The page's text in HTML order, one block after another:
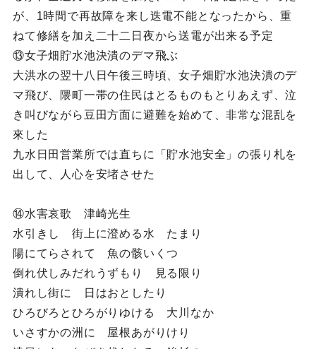
が、1時間で再故障を来し迭電不能となったから、重
ねて修繕を加え二十二日夜から送電が出来る予定
⑬女子畑貯水池決潰のデマ飛ぶ
大洪水の翌十八日午後三時頃、女子畑貯水池決潰のデ
マ飛び、隈町一帯の住民はとるものもとりあえず、泣
き叫びながら豆田方面に避難を始めて、非常な混乱を
來した
九水日田営業所では直ちに「貯水池安全」の張り札を
出して、人心を安堵させた
⑭水害哀歌 津崎光生
水引きし 街上に澄める水 たまり
陽にてらされて 魚の骸いくつ
倒れ伏しみだれうずもり 見る限り
潰れし街に 日はおとしたり
ひろびろとひろがりゆける 大川なか
いさすかの洲に 屋根あがりけり